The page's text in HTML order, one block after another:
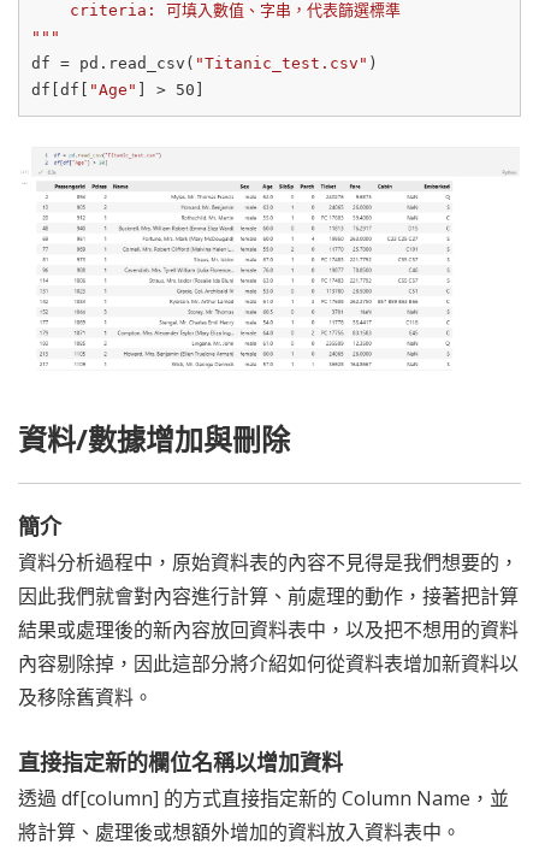
    criteria: 可填入數值、字串，代表篩選標準
"""
df = pd.read_csv( "Titanic_test.csv" )
df[df[
"Age" ] > 50
資料/數據增加與刪除
簡介
資料分析過程中，原始資料表的內容不見得是我們想要的，
因此我們就會對內容進行計算、前處理的動作，接著把計算
結果或處理後的新內容放回資料表中，以及把不想用的資料
內容剔除掉，因此這部分將介紹如何從資料表增加新資料以
及移除舊資料。
直接指定新的欄位名稱以增加資料
透過 df[column] 的方式直接指定新的 Column Name，並
將計算、處理後或想額外增加的資料放入資料表中。